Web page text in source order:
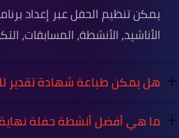
يمكن تنظيم الحفل عبر إعداد
الأناشيد، الأنشطة، المسابقات،
هل يمكن طباعة شهادة تقدير
ما هي أفضل أنشطة حفلة